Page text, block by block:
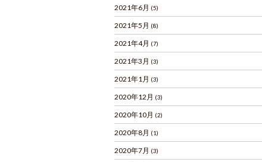
2021年6月 (5)
2021年5月 (8)
2021年4月 (7)
2021年3月 (3)
2021年1月 (3)
2020年12月 (3)
2020年10月 (2)
2020年8月 (1)
2020年7月 (3)